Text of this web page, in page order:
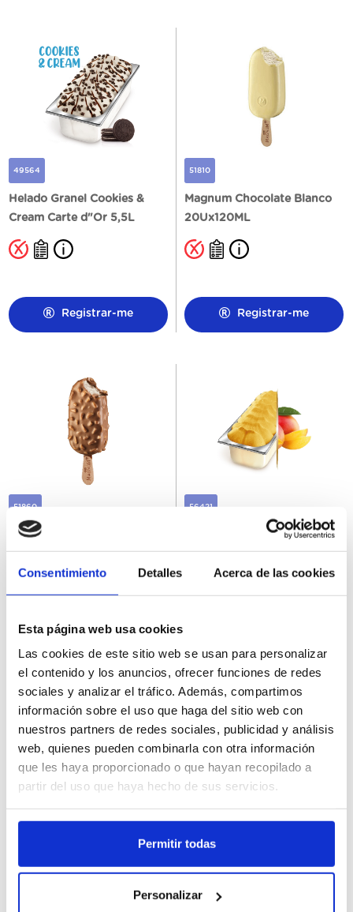
Consentimiento Detalles Acerca de las cookies
Esta página web usa cookies
Las cookies de este sitio web se usan para personalizar
el contenido y los anuncios, ofrecer funciones de redes
sociales y analizar el tráfico. Además, compartimos
información sobre el uso que haga del sitio web con
nuestros partners de redes sociales, publicidad y análisis
web, quienes pueden combinarla con otra información
que les haya proporcionado o que hayan recopilado a
partir del uso que haya hecho de sus servicios.
Permitir todas
Personalizar
49564
Helado Granel Cookies &
Cream Carte d"Or 5,5L
Registrar-me
51810
Magnum Chocolate Blanco
20Ux120ML
Registrar-me
51860
Magnum Almendras
20Ux120ML
Registrar-me
56421
Helado Granel Sorbete de
Mango Carte D'Or 5,5L
Registrar-me
Helado Mini Almendras
64101
Cornetto Go 33Ux110ML